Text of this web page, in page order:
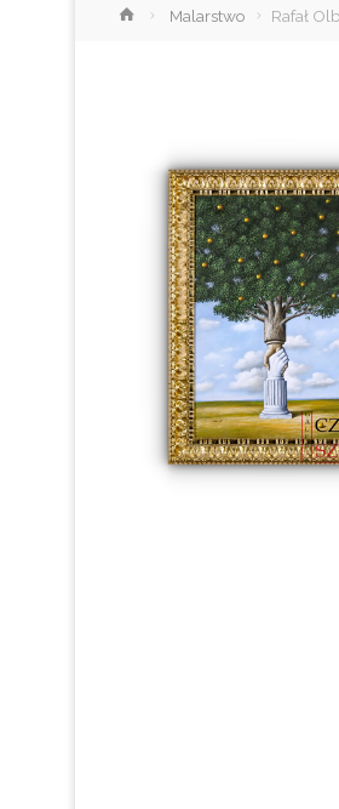
StronaMalarstwo Rafał